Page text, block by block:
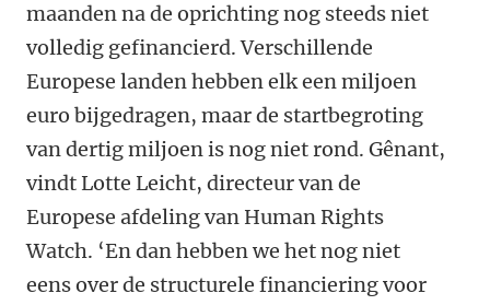
maanden na de oprichting nog steeds niet
volledig gefinancierd. Verschillende
Europese landen hebben elk een miljoen
euro bijgedragen, maar de startbegroting
van dertig miljoen is nog niet rond. Gênant,
vindt Lotte Leicht, directeur van de
Europese afdeling van Human Rights
Watch. ‘En dan hebben we het nog niet
eens over de structurele financiering voor